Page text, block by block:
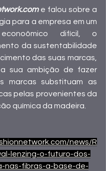
e falou sobre a
para a empresa em um
difícil, o
da sustentabilidade
das suas marcas,
sua ambição de fazer
marcas substituam as
pelas provenientes da
química da madeira.
news/R
lenzing-o-futuro-dos-
nas-fibras-a-base-de-